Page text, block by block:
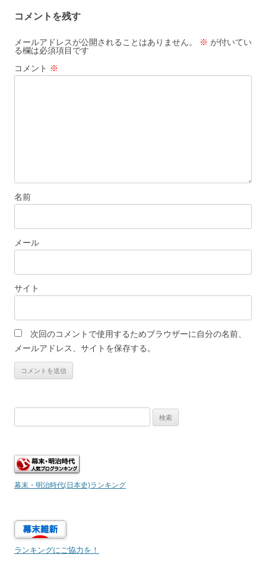
ビ
ゲ
ー
シ
コメントを残す
メールアドレスが公開されることはありません。 ※ が付いてい
る欄は必須項目です
コメント ※
名前
メール
サイト
次回のコメントで使用するためブラウザーに自分の名前、
メールアドレス、サイトを保存する。
索:
幕末・明治時代(日本史)ランキング
ランキングにご協力を！